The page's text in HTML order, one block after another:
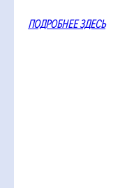
ПОДРОБНЕЕ ЗДЕСЬ